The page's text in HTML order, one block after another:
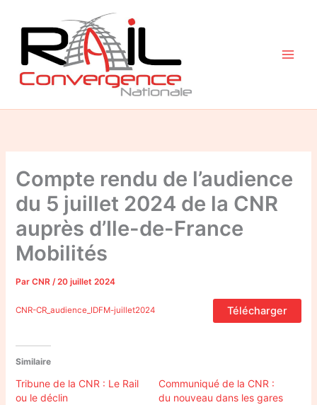
contenu
Compte rendu de l’audience
du 5 juillet 2024 de la CNR
auprès d’Ile-de-France
Mobilités
ParCNR/20 juillet 2024
CNR-CR_audience_IDFM-juillet2024 Télécharger
Similaire
Tribune de la CNR : Le Rail
ou le déclin
Communiqué de la CNR :
du nouveau dans les gares